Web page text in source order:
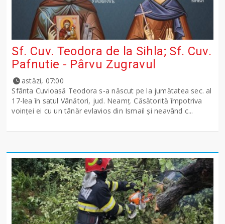
Sf. Cuv. Teodora de la Sihla; Sf. Cuv.
Pafnutie - Pârvu Zugravul
astăzi, 07:00
Sfânta Cuvioasă Teodora s-a născut pe la jumătatea sec. al
17-lea în satul Vânători, jud. Neamţ. Căsătorită împotriva
voinţei ei cu un tânăr evlavios din Ismail şi neavând c...